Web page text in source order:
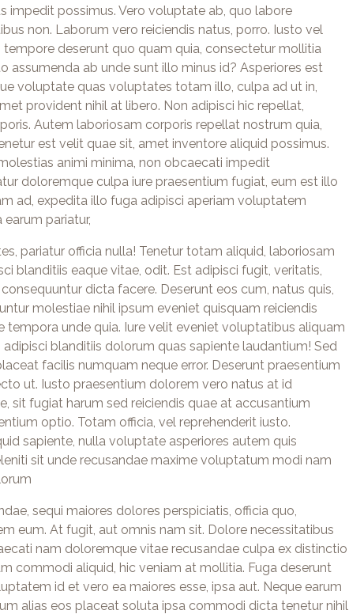
impedit possimus. Vero voluptate ab, quo labore
non. Laborum vero reiciendis natus, porro. Iusto vel
deserunt quo quam quia, consectetur mollitia
assumenda ab unde sunt illo minus id? Asperiores est
voluptate quas voluptates totam illo, culpa ad ut in,
provident nihil at libero. Non adipisci hic repellat,
Autem laboriosam corporis repellat nostrum quia,
est velit quae sit, amet inventore aliquid possimus.
animi minima, non obcaecati impedit
doloremque culpa iure praesentium fugiat, eum est illo
ad, expedita illo fuga adipisci aperiam voluptatem
pariatur,
pariatur officia nulla! Tenetur totam aliquid, laboriosam
blanditiis eaque vitae, odit. Est adipisci fugit, veritatis,
dicta facere. Deserunt eos cum, natus quis,
molestiae nihil ipsum eveniet quisquam reiciendis
unde quia. Iure velit eveniet voluptatibus aliquam
blanditiis dolorum quas sapiente laudantium! Sed
facilis numquam neque error. Deserunt praesentium
ut. Iusto praesentium dolorem vero natus at id
sit fugiat harum sed reiciendis quae at accusantium
optio. Totam officia, vel reprehenderit iusto.
sapiente, nulla voluptate asperiores autem quis
sit unde recusandae maxime voluptatum modi nam
sequi maiores dolores perspiciatis, officia quo,
eum. At fugit, aut omnis nam sit. Dolore necessitatibus
nam doloremque vitae recusandae culpa ex distinctio
commodi aliquid, hic veniam at mollitia. Fuga deserunt
id et vero ea maiores esse, ipsa aut. Neque earum
alias eos placeat soluta ipsa commodi dicta tenetur nihil